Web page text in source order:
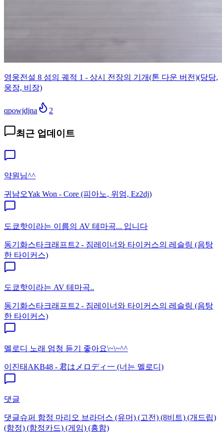
영웅전설 8 섬의 궤적 1 - 상시 전장의 기개(톤 다운 버전)(당당,
웅장, 비장)
qpowjdjna 2
최근 업데이트
약원님^^
귀남오Yak Won - Core (피아노, 위엄, Ez2dj)
도쿄핫이라는 이름의 AV 테마곡... 입니다
동기화스타크래프트2 - 짐레이너와 타이커스의 레슬링 (음탕
한 타이커스)
도쿄핫이라는 AV 테마곡..
동기화스타크래프트2 - 짐레이너와 타이커스의 레슬링 (음탕
한 타이커스)
멜로디 노래 엄청 듣기 좋아요\~\~^^
이진태 AKB48 - 君はメロディ一 (너는 멜로디)
댓글
댓글슈퍼 함정 마리오 브라더스 (유머) (고전) (8비트) (개드립)
(함정) (함정카드) (게임) (흥함)